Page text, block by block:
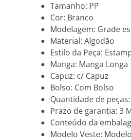
Tamanho: PP
Cor: Branco
Modelagem: Grade
Material: Algodão
Estilo da Peça:
Manga: Manga Longa
Capuz: c/ Capuz
Bolso: Com Bolso
Quantidade de peças:
Prazo de garantia: 3
Conteúdo da
Modelo Veste: